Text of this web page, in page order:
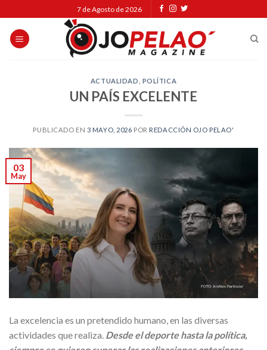
to
content
7 de Agosto de 2026
ACTUALIDAD POLÍTICA
UN PAÍS EXCELENTE
PUBLICADO EN 3 MAYO, 2026 POR REDACCIÓN OJO PELAO'
03
May
La excelencia es un pretendido humano, en las diversas
actividades que realiza. Desde el deporte hasta la política,